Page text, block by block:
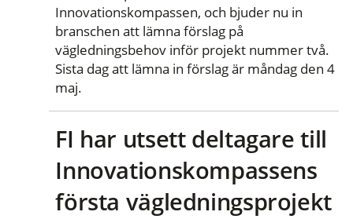
Innovationskompassen, och bjuder nu in
branschen att lämna förslag på
vägledningsbehov inför projekt nummer två.
Sista dag att lämna in förslag är måndag den 4
maj.
FI har utsett deltagare till
Innovationskompassens
första vägledningsprojekt